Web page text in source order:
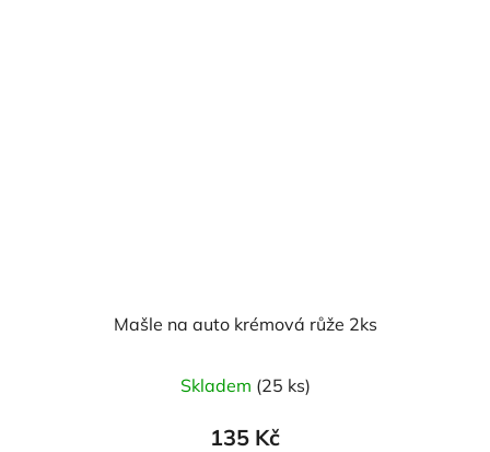
Mašle na auto krémová růže 2ks
Skladem (25 ks)
135 Kč